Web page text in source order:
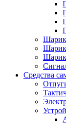
Средства